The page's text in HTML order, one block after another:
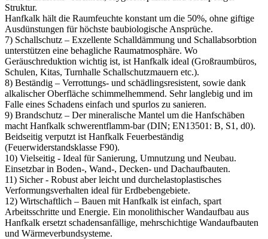
Struktur.
Hanfkalk hält die Raumfeuchte konstant um die 50%, ohne giftige
Ausdünstungen für höchste baubiologische Ansprüche.
7) Schallschutz – Exzellente Schalldämmung und Schallabsorbtion
unterstützen eine behagliche Raumatmosphäre. Wo
Geräuschreduktion wichtig ist, ist Hanfkalk ideal (Großraumbüros,
Schulen, Kitas, Turnhalle Schallschutzmauern etc.).
8) Beständig – Verrottungs- und schädlingsresistent, sowie dank
alkalischer Oberfläche schimmelhemmend. Sehr langlebig und im
Falle eines Schadens einfach und spurlos zu sanieren.
9) Brandschutz – Der mineralische Mantel um die Hanfschäben
macht Hanfkalk schwerentflamm-bar (DIN; EN13501: B, S1, d0).
Beidseitig verputzt ist Hanfkalk Feuerbeständig
(Feuerwiderstandsklasse F90).
10) Vielseitig - Ideal für Sanierung, Umnutzung und Neubau.
Einsetzbar in Boden-, Wand-, Decken- und Dachaufbauten.
11) Sicher - Robust aber leicht und durchelastoplastisches
Verformungsverhalten ideal für Erdbebengebiete.
12) Wirtschaftlich – Bauen mit Hanfkalk ist einfach, spart
Arbeitsschritte und Energie. Ein monolithischer Wandaufbau aus
Hanfkalk ersetzt schadensanfällige, mehrschichtige Wandaufbauten
und Wärmeverbundsysteme.